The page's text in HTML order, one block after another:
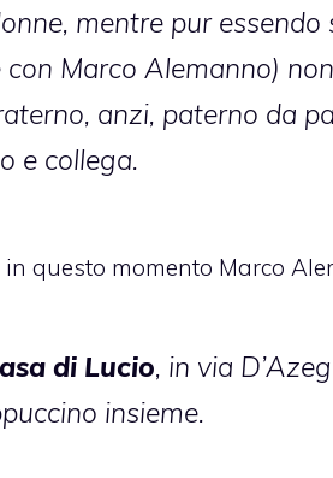
mentre pur
con Marco Alemanno)
anzi, paterno da
e collega.
questo momento Marco
di Lucio, in via
insieme.